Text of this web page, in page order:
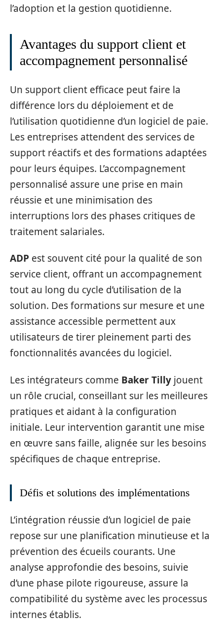
l’adoption et la gestion quotidienne.
Avantages du support client et
accompagnement personnalisé
Un support client efficace peut faire la
différence lors du déploiement et de
l’utilisation quotidienne d’un logiciel de paie.
Les entreprises attendent des services de
support réactifs et des formations adaptées
pour leurs équipes. L’accompagnement
personnalisé assure une prise en main
réussie et une minimisation des
interruptions lors des phases critiques de
traitement salariales.
ADP est souvent cité pour la qualité de son
service client, offrant un accompagnement
tout au long du cycle d’utilisation de la
solution. Des formations sur mesure et une
assistance accessible permettent aux
utilisateurs de tirer pleinement parti des
fonctionnalités avancées du logiciel.
Les intégrateurs comme Baker Tilly jouent
un rôle crucial, conseillant sur les meilleures
pratiques et aidant à la configuration
initiale. Leur intervention garantit une mise
en œuvre sans faille, alignée sur les besoins
spécifiques de chaque entreprise.
Défis et solutions des implémentations
L’intégration réussie d’un logiciel de paie
repose sur une planification minutieuse et la
prévention des écueils courants. Une
analyse approfondie des besoins, suivie
d’une phase pilote rigoureuse, assure la
compatibilité du système avec les processus
internes établis.